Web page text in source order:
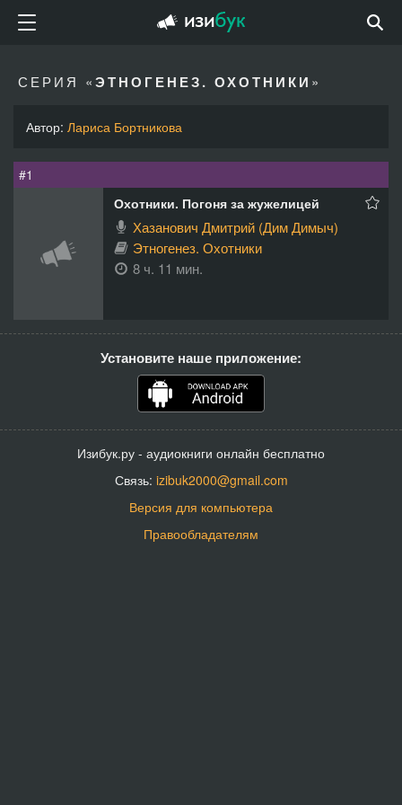
СЕРИЯ «ЭТНОГЕНЕЗ. ОХОТНИКИ »
Автор: Лариса Бортникова
#1
Охотники. Погоня за жужелицей
Хазанович Дмитрий (Дим Димыч)
Этногенез. Охотники
8 ч. 11 мин.
Установите наше приложение:
Изибук.ру - аудиокниги онлайн бесплатно
Связь: izibuk2000@gmail.com
Версия для компьютера
Правообладателям